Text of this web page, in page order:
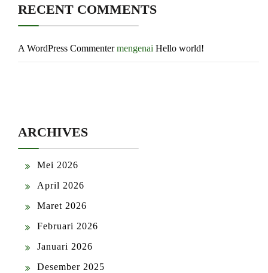
RECENT COMMENTS
A WordPress Commentermengenai Hello world!
ARCHIVES
Mei 2026
April 2026
Maret 2026
Februari 2026
Januari 2026
Desember 2025